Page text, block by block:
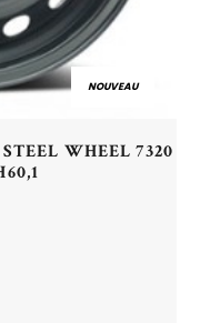
NOUVEAU
WHEEL 7320